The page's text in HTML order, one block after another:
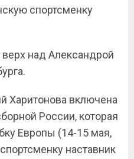
спортсменку
над Александрой
Харитонова включена
России, которая
Европы (14-15 мая,
наставник